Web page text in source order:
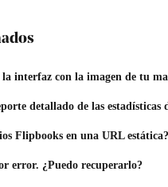
la interfaz con la imagen de tu
detallado de las
Flipbooks en una URL estática?
error. ¿Puedo recuperarlo?